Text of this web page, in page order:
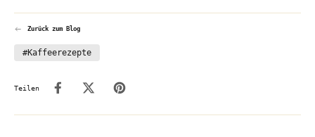
Zurück zum Blog
#Kaffeerezepte
Teilen